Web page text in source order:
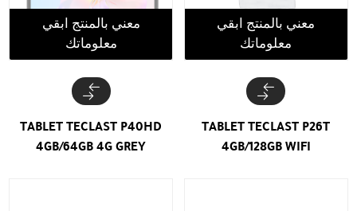
معني بالمنتج ابقي
معلوماتك
TABLET TECLAST P26T
4GB/128GB WIFI
معني بالمنتج ابقي
معلوماتك
TABLET TECLAST P40HD
4GB/64GB 4G GREY